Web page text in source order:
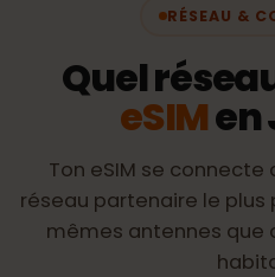
RÉSEAU &
Quel
eSIMen
Ton eSIM se
réseau partenaire le plus
mêmes antennes que